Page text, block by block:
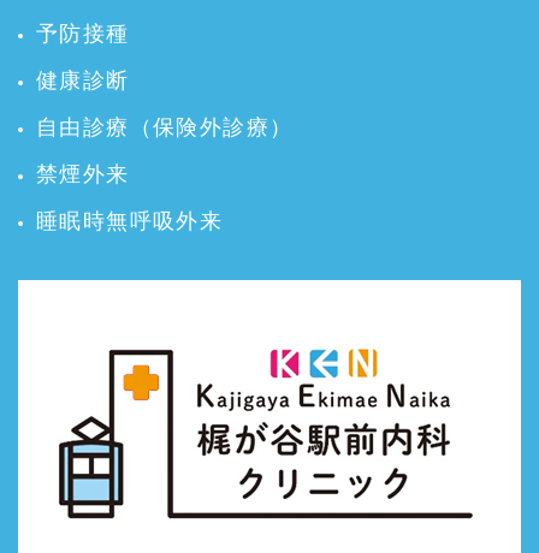
予防接種
健康診断
自由診療（保険外診療）
禁煙外来
睡眠時無呼吸外来